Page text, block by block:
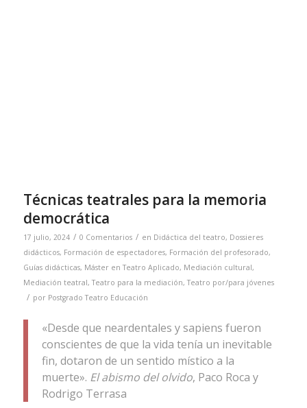
Técnicas teatrales para la memoria
democrática
17 julio, 2024 / 0 Comentarios / en Didáctica del teatro, Dossieres
didácticos, Formación de espectadores, Formación del profesorado,
Guías didácticas, Máster en Teatro Aplicado, Mediación cultural,
Mediación teatral,Teatro para la mediación,Teatro por/para jóvenes
/ por Postgrado Teatro Educación
«Desde que neardentales y sapiens fueron
conscientes de que la vida tenía un inevitable
fin, dotaron de un sentido místico a la
muerte». El abismo del olvido, Paco Roca y
Rodrigo Terrasa